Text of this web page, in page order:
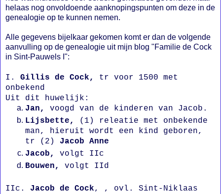
helaas nog onvoldoende aanknopingspunten om deze in de
genealogie op te kunnen nemen.
Alle gegevens bijelkaar gekomen komt er dan de volgende
aanvulling op de genealogie uit mijn blog "Familie de Cock
in Sint-Pauwels I":
I. Gillis de Cock,
tr voor 1500 met
onbekend
Uit dit huwelijk:
Jan, voogd van de kinderen van Jacob.
Lijsbette,
(1)
releatie met onbekende
man, hieruit wordt een kind geboren,
tr (2) Jacob Anne
Jacob,
volgt IIc
Bouwen, volgt IId
IIc. Jacob de Cock, , ovl. Sint-Niklaas